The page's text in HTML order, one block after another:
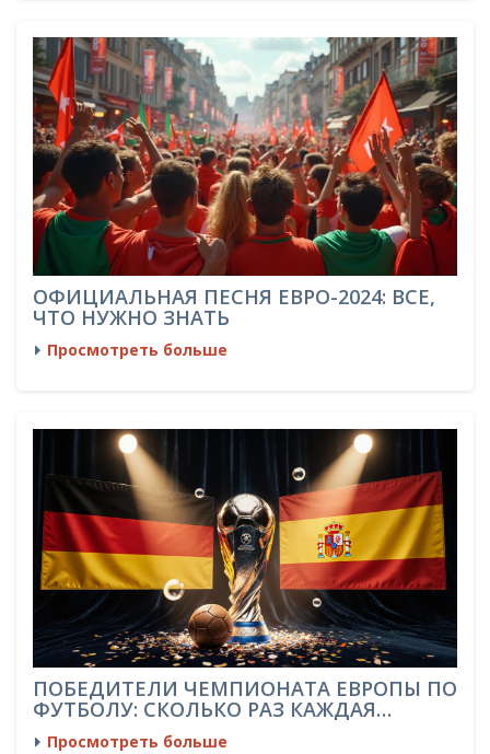
ОФИЦИАЛЬНАЯ ПЕСНЯ ЕВРО-2024: ВСЕ,
ЧТО НУЖНО ЗНАТЬ
Просмотреть больше
ПОБЕДИТЕЛИ ЧЕМПИОНАТА ЕВРОПЫ ПО
ФУТБОЛУ: СКОЛЬКО РАЗ КАЖДАЯ
СТРАНА ВЫИГРЫВАЛА
Просмотреть больше